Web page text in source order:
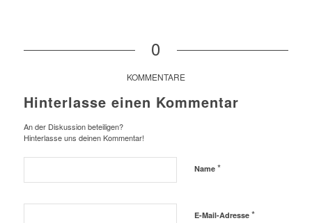
0
KOMMENTARE
Hinterlasse einen Kommentar
An der Diskussion beteiligen?
Hinterlasse uns deinen Kommentar!
Name *
E-Mail-Adresse *